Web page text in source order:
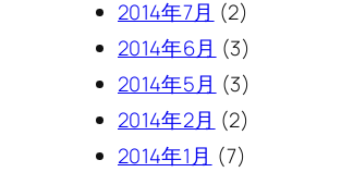
2014年7月 (2)
2014年6月 (3)
2014年5月 (3)
2014年2月 (2)
2014年1月 (7)